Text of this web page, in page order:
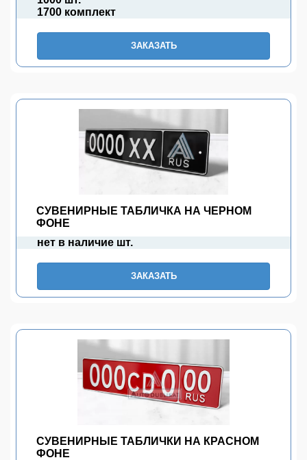
1700 комплект
ЗАКАЗАТЬ
СУВЕНИРНЫЕ ТАБЛИЧКА НА ЧЕРНОМ
ФОНЕ
нет в наличие шт.
ЗАКАЗАТЬ
СУВЕНИРНЫЕ ТАБЛИЧКИ НА КРАСНОМ
ФОНЕ